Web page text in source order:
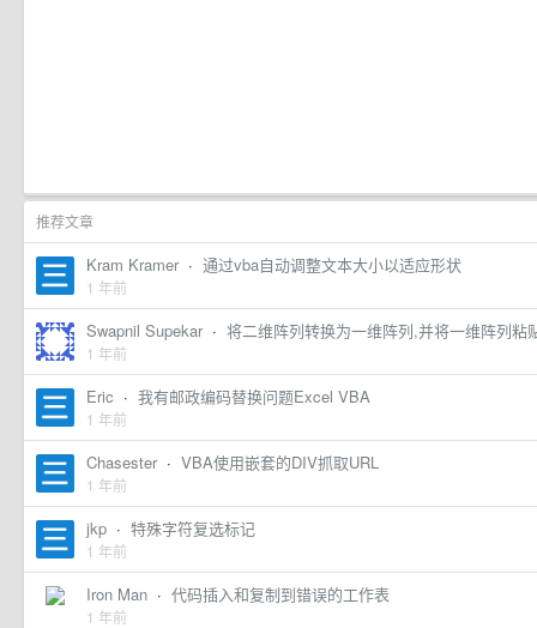
推荐文章
Kram Kramer · 通过vba自动调整文本大小以适应形状
1 年前
Swapnil Supekar · 将二维阵列转换为一维阵列,并将一维阵列粘
1 年前
Eric · 我有邮政编码替换问题Excel VBA
1 年前
Chasester · VBA使用嵌套的DIV抓取URL
1 年前
jkp · 特殊字符复选标记
1 年前
Iron Man · 代码插入和复制到错误的工作表
1 年前